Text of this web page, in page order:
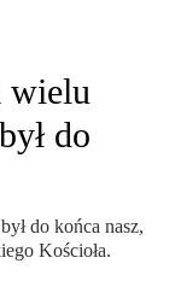
wielu
do
do końca nasz,
Kościoła.